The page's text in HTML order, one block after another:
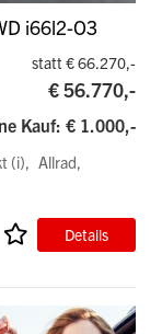
i66l2-O3
statt € 66.270,-
€ 56.770,-
Kauf: € 1.000,-
(i)
Allrad
Details